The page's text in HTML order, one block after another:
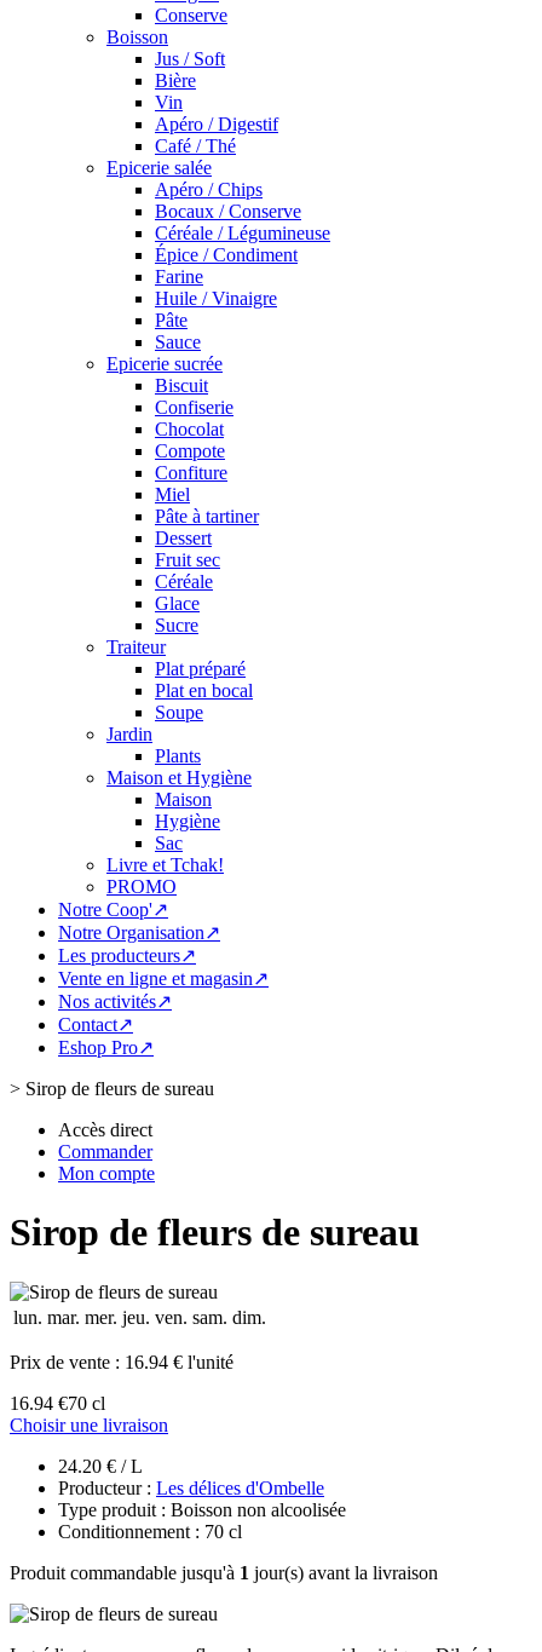
Conserve
Boisson
Jus / Soft
Bière
Vin
Apéro / Digestif
Café / Thé
Epicerie salée
Apéro / Chips
Bocaux / Conserve
Céréale / Légumineuse
Épice / Condiment
Farine
Huile / Vinaigre
Pâte
Sauce
Epicerie sucrée
Biscuit
Confiserie
Chocolat
Compote
Confiture
Miel
Pâte à tartiner
Dessert
Fruit sec
Céréale
Glace
Sucre
Traiteur
Plat préparé
Plat en bocal
Soupe
Jardin
Plants
Maison et Hygiène
Maison
Hygiène
Sac
Livre et Tchak!
PROMO
Notre Coop'↗
Notre Organisation↗
Les producteurs↗
Vente en ligne et magasin↗
Nos activités↗
Contact↗
Eshop Pro↗
> Sirop de fleurs de sureau
Accès direct
Commander
Mon compte
Sirop de fleurs de sureau
lun. mar. mer. jeu. ven. sam. dim.
Prix de vente : 16.94 € l'unité
16.94 €70 cl
Choisir une livraison
24.20 € / L
Producteur : Les délices d'Ombelle
Type produit : Boisson non alcoolisée
Conditionnement : 70 cl
Produit commandable jusqu'à 1 jour(s) avant la livraison